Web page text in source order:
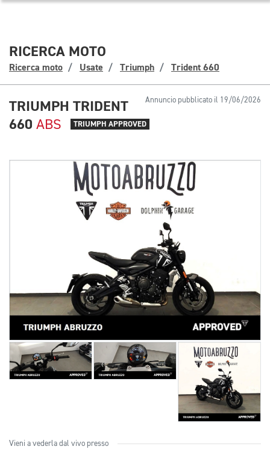
RICERCA MOTO
Ricerca moto Usate Triumph Trident 660
Annuncio pubblicato il 19/06/2026
TRIUMPH TRIDENT
660 ABS TRIUMPH APPROVED
Vieni a vederla dal vivo presso